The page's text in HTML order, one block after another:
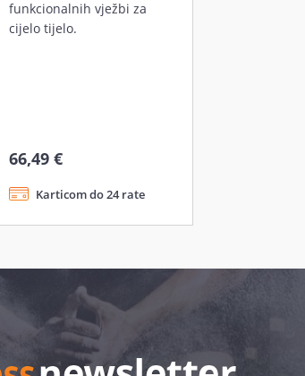
funkcionalnih vježbi za
cijelo tijelo.
66,49 €
Karticom do 24 rate